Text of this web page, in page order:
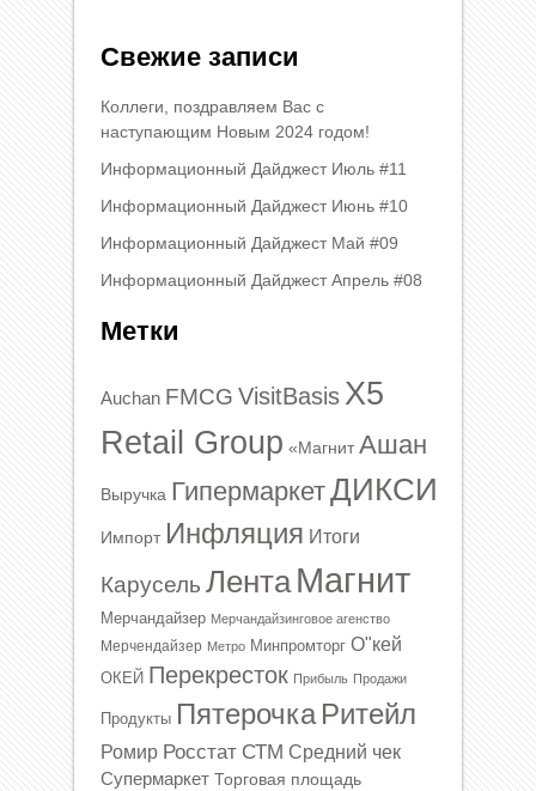
Свежие записи
Коллеги, поздравляем Вас с
наступающим Новым 2024 годом!
Информационный Дайджест Июль #11
Информационный Дайджест Июнь #10
Информационный Дайджест Май #09
Информационный Дайджест Апрель #08
Метки
Auchan FMCG VisitBasis X5
Retail Group «Магнит Ашан
Выручка ГипермаркетДИКСИ
Импорт Инфляция Итоги
Карусель Лента Магнит
Мерчандайзер Мерчандайзинговое агенство
Мерчендайзер Метро Минпромторг О"кей
ОКЕЙ Перекресток Прибыль Продажи
Продукты Пятерочка Ритейл
Ромир Росстат СТМ Средний чек
Супермаркет Торговая площадь